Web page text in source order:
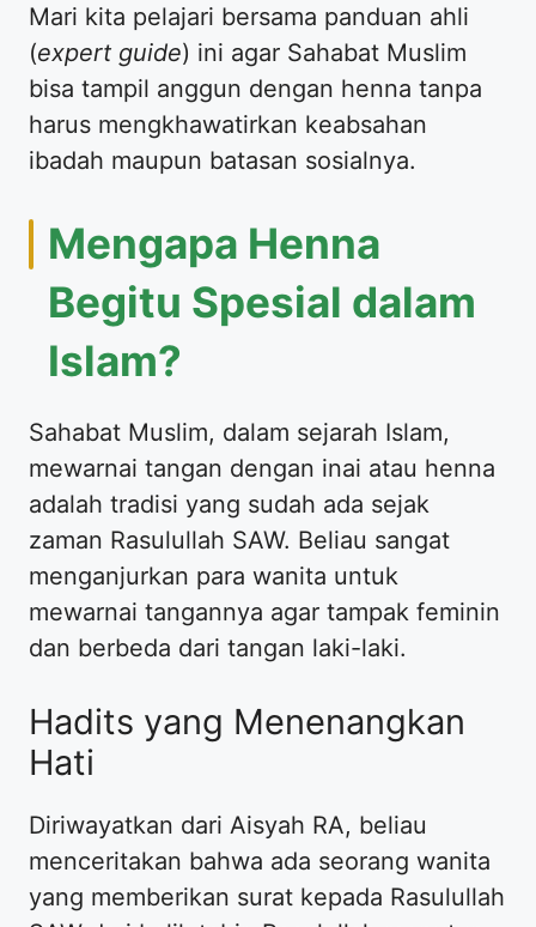
​Mari kita pelajari bersama panduan ahli
(expert guide) ini agar Sahabat Muslim
bisa tampil anggun dengan henna tanpa
harus mengkhawatirkan keabsahan
ibadah maupun batasan sosialnya.
​Mengapa Henna
Begitu Spesial dalam
Islam?
​Sahabat Muslim, dalam sejarah Islam,
mewarnai tangan dengan inai atau henna
adalah tradisi yang sudah ada sejak
zaman Rasulullah SAW. Beliau sangat
menganjurkan para wanita untuk
mewarnai tangannya agar tampak feminin
dan berbeda dari tangan laki-laki.
​Hadits yang Menenangkan
Hati
​Diriwayatkan dari Aisyah RA, beliau
menceritakan bahwa ada seorang wanita
yang memberikan surat kepada Rasulullah